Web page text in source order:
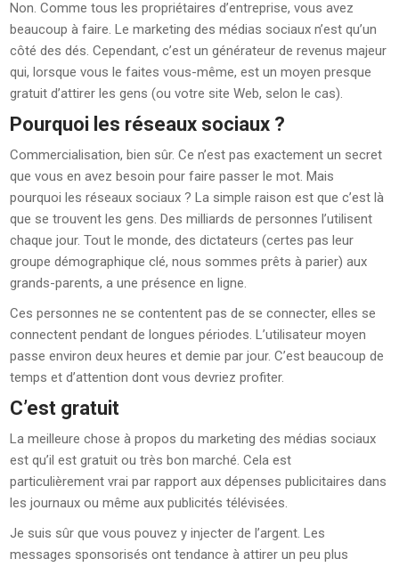
Non. Comme tous les propriétaires d’entreprise, vous avez
beaucoup à faire. Le marketing des médias sociaux n’est qu’un
côté des dés. Cependant, c’est un générateur de revenus majeur
qui, lorsque vous le faites vous-même, est un moyen presque
gratuit d’attirer les gens (ou votre site Web, selon le cas).
Pourquoi les réseaux sociaux ?
Commercialisation, bien sûr. Ce n’est pas exactement un secret
que vous en avez besoin pour faire passer le mot. Mais
pourquoi les réseaux sociaux ? La simple raison est que c’est là
que se trouvent les gens. Des milliards de personnes l’utilisent
chaque jour. Tout le monde, des dictateurs (certes pas leur
groupe démographique clé, nous sommes prêts à parier) aux
grands-parents, a une présence en ligne.
Ces personnes ne se contentent pas de se connecter, elles se
connectent pendant de longues périodes. L’utilisateur moyen
passe environ deux heures et demie par jour. C’est beaucoup de
temps et d’attention dont vous devriez profiter.
C’est gratuit
La meilleure chose à propos du marketing des médias sociaux
est qu’il est gratuit ou très bon marché. Cela est
particulièrement vrai par rapport aux dépenses publicitaires dans
les journaux ou même aux publicités télévisées.
Je suis sûr que vous pouvez y injecter de l’argent. Les
messages sponsorisés ont tendance à attirer un peu plus